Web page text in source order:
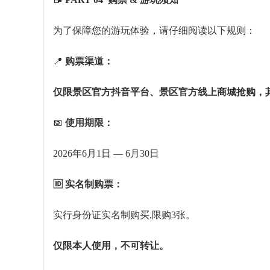
为了保障您的游玩体验，请仔细阅读以下规则：
📍 购票渠道：
仅限景区官方抖音平台、景区官方线上商城抢购，
📅 使用期限：
2026年6月1日 — 6月30日
🆔 实名制购票：
实行身份证实名制购买,限购3张。
仅限本人使用，不可转让。